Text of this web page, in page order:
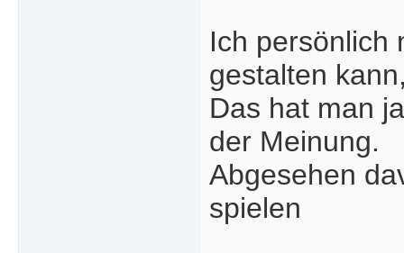
Ich persönlich
gestalten
Das hat man
der Meinung.
Abgesehen
spielen